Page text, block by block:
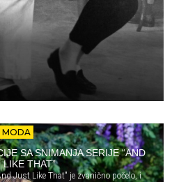
MODA
SA SNIMANJA SERIJE “AND
LIKE THAT”
Just Like That" je zvanično počelo, i